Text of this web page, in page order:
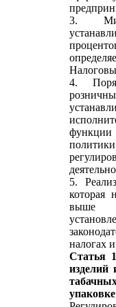
3.
4.
5.
которая
выше
налогах
Статья
изделий